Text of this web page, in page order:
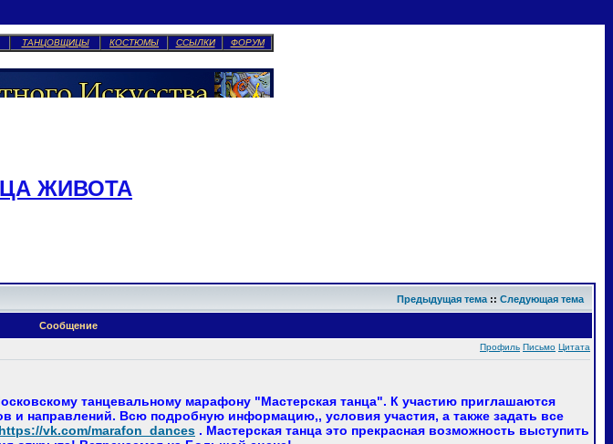
ТАНЦОВЩИЦЫ КОСТЮМЫ ССЫЛКИ ФОРУМ
ЖИВОТА
Предыдущая тема :: Следующая тема
Сообщение
Профиль Письмо Цитата
танцевальному марафону "Мастерская танца". К участию приглашаются
и направлений. Всю подробную информацию,, условия участия, а также задать все
https://vk.com/marafon_dances . Мастерская танца это прекрасная возможность выступить